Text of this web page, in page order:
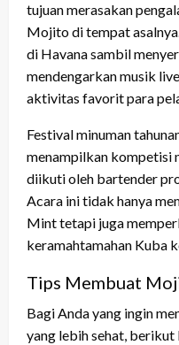
tujuan merasakan
Mojito di tempat
di Havana sambil
mendengarkan musik
aktivitas favorit para
Festival minuman
menampilkan
diikuti oleh bartender
Acara ini tidak hanya
Mint tetapi juga
keramahtamahan Kuba
Tips Membuat
Bagi Anda yang ingin
yang lebih sehat,